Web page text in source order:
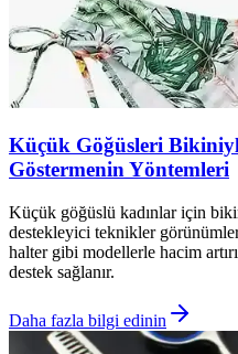
Küçük Göğüsleri
Göstermenin Yöntemleri
Küçük göğüslü kadınlar için
destekleyici teknikler
halter gibi modellerle hacim
destek sağlanır.
Daha fazla bilgi edinin